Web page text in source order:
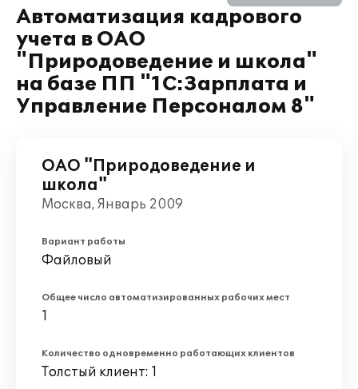
Автоматизация кадрового
учета в ОАО
"Природоведение и школа"
на базе ПП "1С:Зарплата и
Управление Персоналом 8"
ОАО "Природоведение и
школа"
Москва, Январь 2009
Вариант работы
Файловый
Общее число автоматизированных рабочих мест
1
Количество одновременно работающих клиентов
Толстый клиент: 1